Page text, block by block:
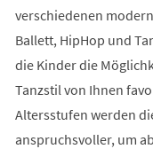
verschiedenen
Ballett, HipHop und
die Kinder die
Tanzstil von Ihnen
Altersstufen werden
anspruchsvoller, um